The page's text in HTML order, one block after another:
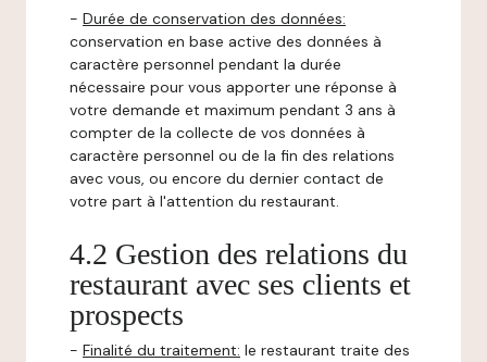
- Durée de conservation des données:
conservation en base active des données à
caractère personnel pendant la durée
nécessaire pour vous apporter une réponse à
votre demande et maximum pendant 3 ans à
compter de la collecte de vos données à
caractère personnel ou de la fin des relations
avec vous, ou encore du dernier contact de
votre part à l'attention du restaurant.
4.2 Gestion des relations du
restaurant avec ses clients et
prospects
- Finalité du traitement: le restaurant traite des